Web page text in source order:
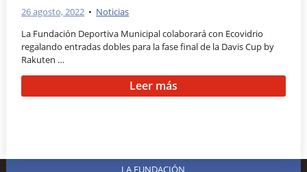
26 agosto, 2022 • Noticias
La Fundación Deportiva Municipal colaborará con Ecovidrio
regalando entradas dobles para la fase final de la Davis Cup by
Rakuten …
Leer más
LA FUNDACIÓN